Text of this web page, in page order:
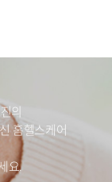
의
홈헬스케어
요.